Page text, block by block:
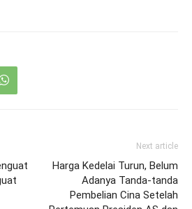
Next article
Harga Kedelai Turun, Belum
Adanya Tanda-tanda
Pembelian Cina Setelah